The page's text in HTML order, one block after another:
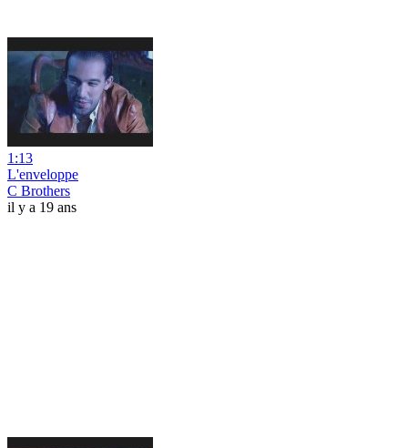
1:13
L'enveloppe
C Brothers
il y a 19 ans